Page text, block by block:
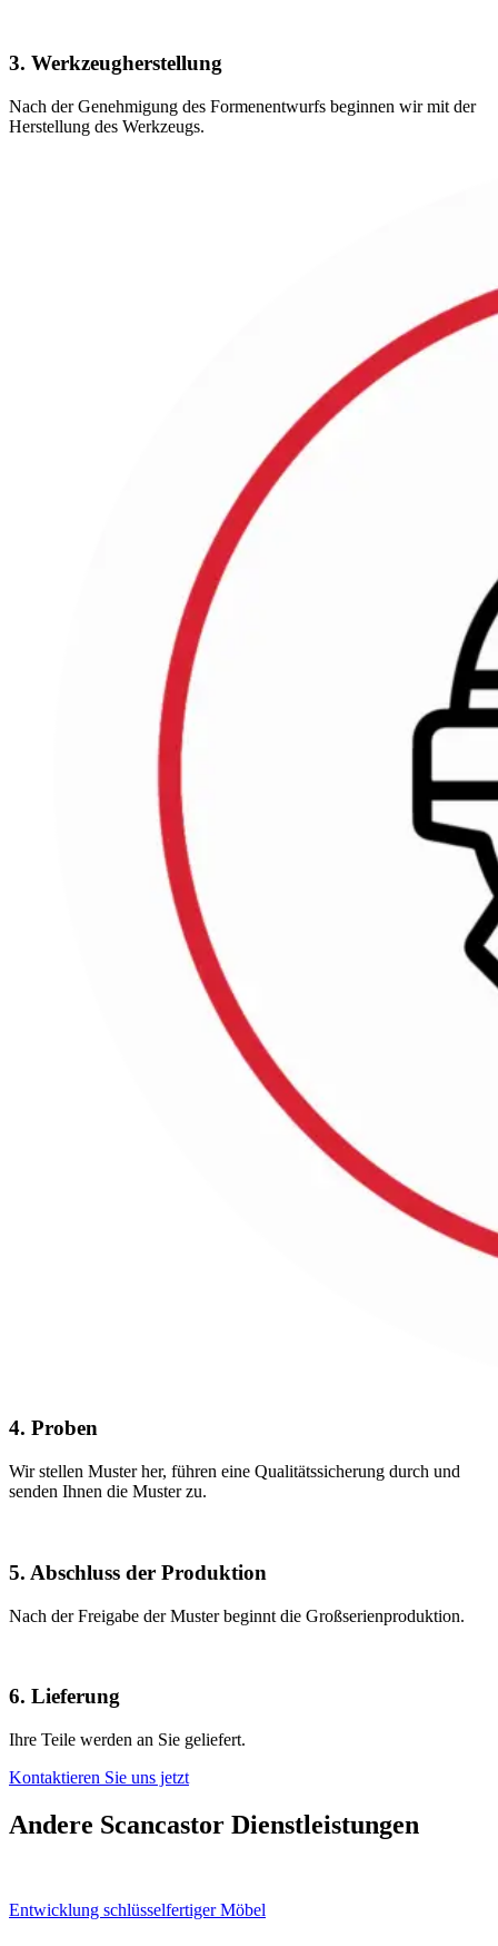
3. Werkzeugherstellung
Nach der Genehmigung des Formenentwurfs beginnen wir mit der
Herstellung des Werkzeugs.
4. Proben
Wir stellen Muster her, führen eine Qualitätssicherung durch und
senden Ihnen die Muster zu.
5. Abschluss der Produktion
Nach der Freigabe der Muster beginnt die Großserienproduktion.
6. Lieferung
Ihre Teile werden an Sie geliefert.
Kontaktieren Sie uns jetzt
Andere Scancastor Dienstleistungen
Entwicklung schlüsselfertiger Möbel